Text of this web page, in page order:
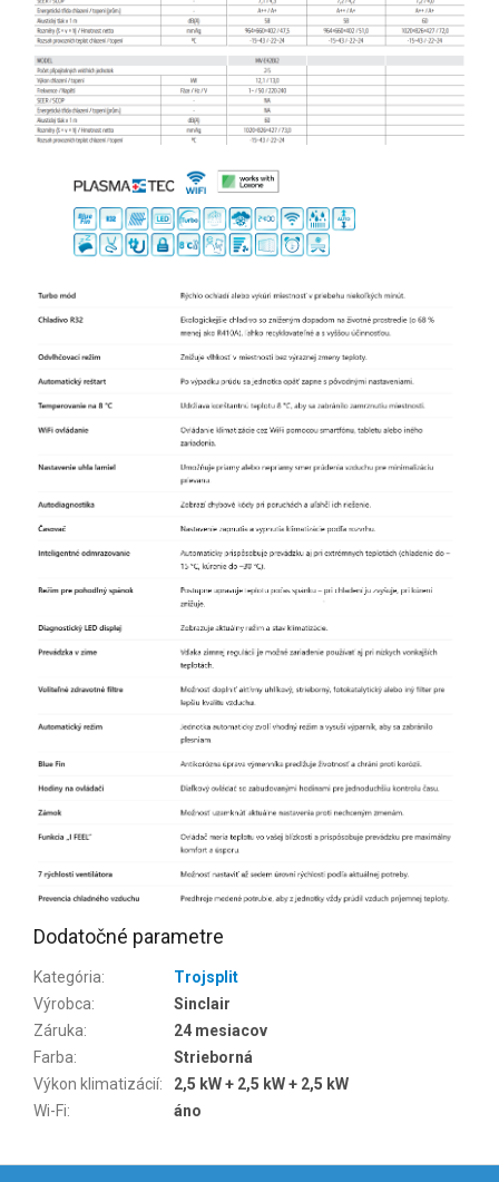
Dodatočné parametre
Kategória:
Trojsplit
Výrobca:
Sinclair
Záruka:
24 mesiacov
Farba:
Strieborná
Výkon klimatizácií:
2,5 kW + 2,5 kW + 2,5 kW
Wi-Fi: áno